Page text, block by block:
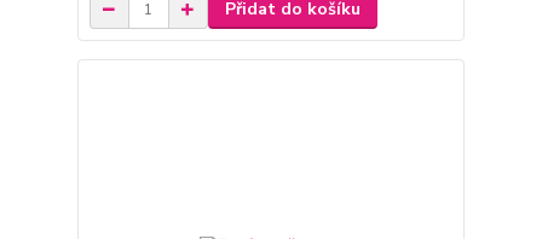
Přidat do košíku